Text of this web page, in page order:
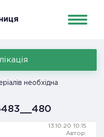
необхідна
13.10.20 10:15
Автор: